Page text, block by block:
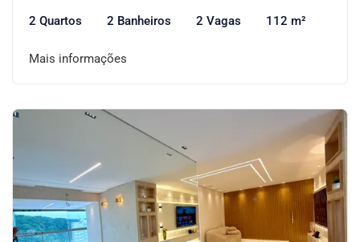
2 Quartos 2 Banheiros 2 Vagas 112 m²
Mais informações